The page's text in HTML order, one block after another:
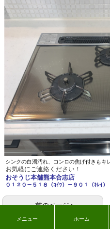
シンクの白濁汚れ、コンロの焦げ付きもキ
お気軽にご連絡ください！
おそうじ本舗熊本合志店
０１２０－５１８（ｺｲﾜ）－９０１（ｷﾚｲ）
« 前のページへ
メニュー ホーム